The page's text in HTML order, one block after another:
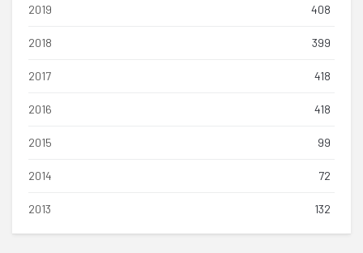
2019 408
2018 399
2017 418
2016 418
2015 99
2014 72
2013 132